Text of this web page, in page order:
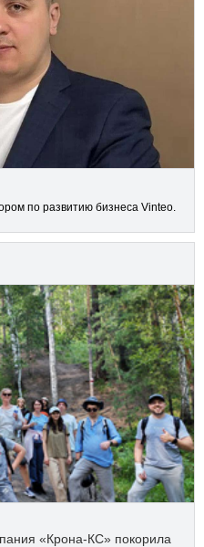
по развитию бизнеса Vinteo.
«Крона‑КС» покорила